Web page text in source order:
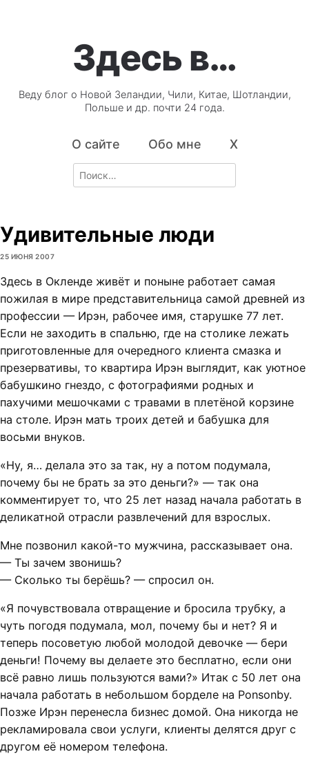
Здесь в…
Веду блог о Новой Зеландии, Чили, Китае, Шотландии,
Польше и др. почти 24 года.
О сайте Обо мне X
Search
for:
Удивительные люди
25 ИЮНЯ 2007
Здесь в Окленде живёт и поныне работает самая
пожилая в мире представительница самой древней из
профессии — Ирэн, рабочее имя, старушке 77 лет.
Если не заходить в спальню, где на столике лежать
приготовленные для очередного клиента смазка и
презервативы, то квартира Ирэн выглядит, как уютное
бабушкино гнездо, с фотографиями родных и
пахучими мешочками с травами в плетёной корзине
на столе. Ирэн мать троих детей и бабушка для
восьми внуков.
«Ну, я… делала это за так, ну а потом подумала,
почему бы не брать за это деньги?» — так она
комментирует то, что 25 лет назад начала работать в
деликатной отрасли развлечений для взрослых.
Мне позвонил какой-то мужчина, рассказывает она.
— Ты зачем звонишь?
— Сколько ты берёшь? — спросил он.
«Я почувствовала отвращение и бросила трубку, а
чуть погодя подумала, мол, почему бы и нет? Я и
теперь посоветую любой молодой девочке — бери
деньги! Почему вы делаете это бесплатно, если они
всё равно лишь пользуются вами?» Итак с 50 лет она
начала работать в небольшом борделе на Ponsonby.
Позже Ирэн перенесла бизнес домой. Она никогда не
рекламировала свои услуги, клиенты делятся друг с
другом её номером телефона.